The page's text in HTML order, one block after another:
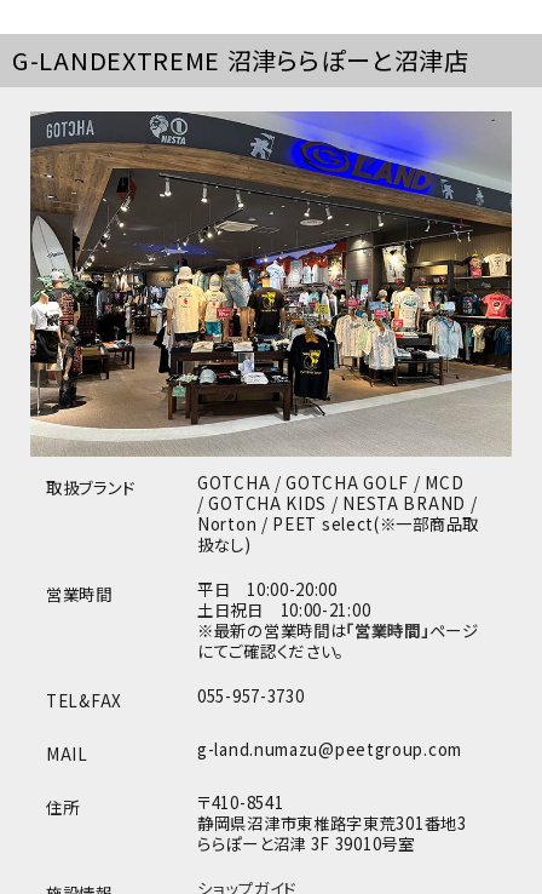
G-LANDEXTREME 沼津ららぽーと沼津店
取扱ブランド
GOTCHA / GOTCHA GOLF / MCD
/ GOTCHA KIDS / NESTA BRAND /
Norton / PEET select(※一部商品取
扱なし)
営業時間
平日 10:00-20:00
土日祝日 10:00-21:00
※最新の営業時間は「営業時間」ページ
にてご確認ください。
TEL&FAX 055-957-3730
MAIL g-land.numazu@peetgroup.com
住所
〒410-8541
静岡県沼津市東椎路字東荒301番地3
ららぽーと沼津 3F 39010号室
ショップガイド